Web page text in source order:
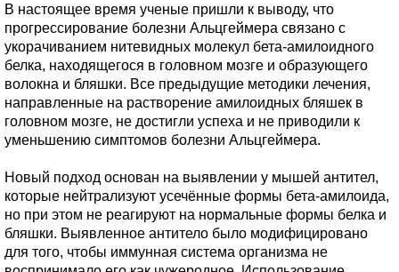
В настоящее время ученые пришли к выводу, что
прогрессирование болезни Альцгеймера связано с
укорачиванием нитевидных молекул бета-амилоидного
белка, находящегося в головном мозге и образующего
волокна и бляшки. Все предыдущие методики лечения,
направленные на растворение амилоидных бляшек в
головном мозге, не достигли успеха и не приводили к
уменьшению симптомов болезни Альцгеймера.
Новый подход основан на выявлении у мышей антител,
которые нейтрализуют усечённые формы бета-амилоида,
но при этом не реагируют на нормальные формы белка и
бляшки. Выявленное антитело было модифицировано
для того, чтобы иммунная система организма не